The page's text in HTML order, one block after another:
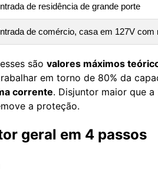
de residência de grande porte
de comércio, casa em 127V com
sãovalores máximos
em torno de 80% da
corrente. Disjuntor maior que
a proteção.
geral em 4 passos